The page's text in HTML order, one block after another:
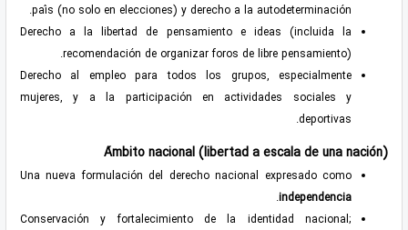
país (no solo en elecciones) y derecho a la autodeterminación.
Derecho a la libertad de pensamiento e ideas (incluida la
recomendación de organizar foros de libre pensamiento).
Derecho al empleo para todos los grupos, especialmente
mujeres, y a la participación en actividades sociales y
deportivas.
Ámbito nacional (libertad a escala de una nación)
Una nueva formulación del derecho nacional expresado como
independencia
.
Conservación y fortalecimiento de la identidad nacional;